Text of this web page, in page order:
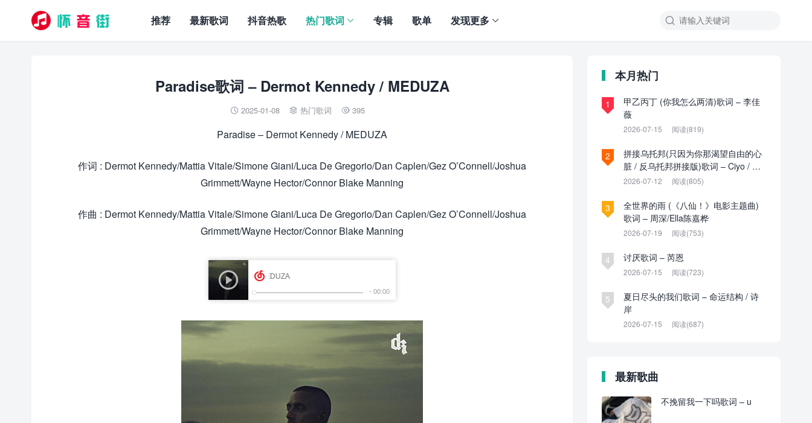

推荐 最新歌词 抖音热歌 热门歌词 专辑 歌单 发现更多
Paradise歌词 – Dermot Kennedy / MEDUZA
 2025-01-08  热门歌词  395
Paradise – Dermot Kennedy / MEDUZA
作词 : Dermot Kennedy/Mattia Vitale/Simone Giani/Luca De Gregorio/Dan Caplen/Gez O’Connell/Joshua
Grimmett/Wayne Hector/Connor Blake Manning
作曲 : Dermot Kennedy/Mattia Vitale/Simone Giani/Luca De Gregorio/Dan Caplen/Gez O’Connell/Joshua
Grimmett/Wayne Hector/Connor Blake Manning
本月热门
1
甲乙丙丁 (你我怎么两清)歌词 – 李佳
薇
2026-07-15 阅读(819)
2
拼接乌托邦(只因为你那渴望自由的心
脏 / 反乌托邦拼接版)歌词 – Ciyo / 见
过夏天P / 乌托邦P
2026-07-12 阅读(805)
3
全世界的雨 (《八仙！》电影主题曲)
歌词 – 周深/Ella陈嘉桦
2026-07-19 阅读(753)
4 讨厌歌词 – 芮恩
2026-07-15 阅读(723)
5
夏日尽头的我们歌词 – 命运结构 / 诗
岸
2026-07-15 阅读(687)
最新歌曲
不挽留我一下吗歌词 – u